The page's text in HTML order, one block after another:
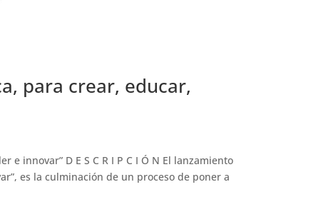
para crear, educar,
innovar” D E S C R I P C I Ó N El lanzamiento
es la culminación de un proceso de poner a